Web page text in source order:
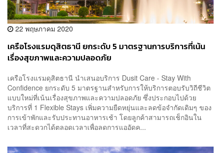
22 พฤษภาคม 2020
เครือโรงแรมดุสิตธานี ยกระดับ 5 มาตรฐานการบริการที่เน้น
เรื่องสุขภาพและความปลอดภัย
เครือโรงแรมดุสิตธานี นำเสนอบริการ Dusit Care - Stay With
Confidence ยกระดับ 5 มาตรฐานสำหรับการให้บริการตอบรับวิถีชีวิต
แบบใหม่ที่เน้นเรื่องสุขภาพและความปลอดภัย ซึ่งประกอบไปด้วย
บริการที่ 1 Flexible Stays เพิ่มความยืดหยุ่นและลดข้อจำกัดเดิมๆ ของ
การเข้าพักและรับประทานอาหารเช้า โดยลูกค้าสามารถเช็กอินใน
เวลาที่สะดวกได้ตลอดเวลาเพื่อลดการแออัดค...